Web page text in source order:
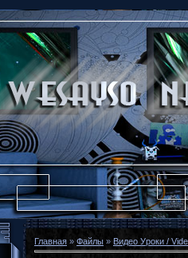
Главная » Файлы » Видео Уроки /